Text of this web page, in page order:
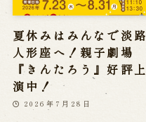
夏休みはみんなで淡路
人形座へ！親子劇場
『きんたろう』好評上
演中！
2026年7月28日